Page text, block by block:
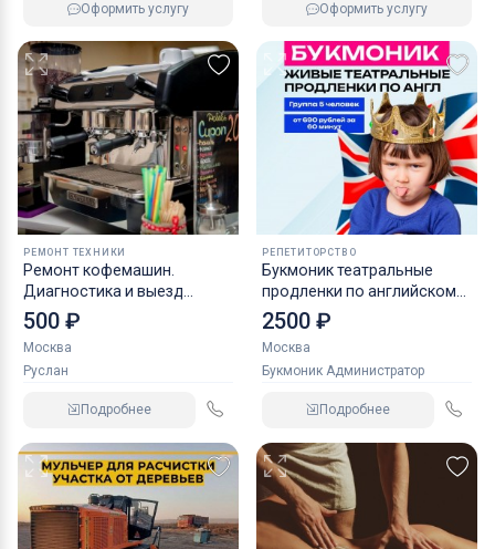
Оформить услугу Оформить услугу
РЕМОНТ ТЕХНИКИ
Ремонт кофемашин.
Диагностика и выезд
бесплатно
500 ₽
Москва
Руслан
Подробнее
РЕПЕТИТОРСТВО
Букмоник театральные
продленки по английскому
для младших школьников
2500 ₽
Москва
Букмоник Администратор
Подробнее